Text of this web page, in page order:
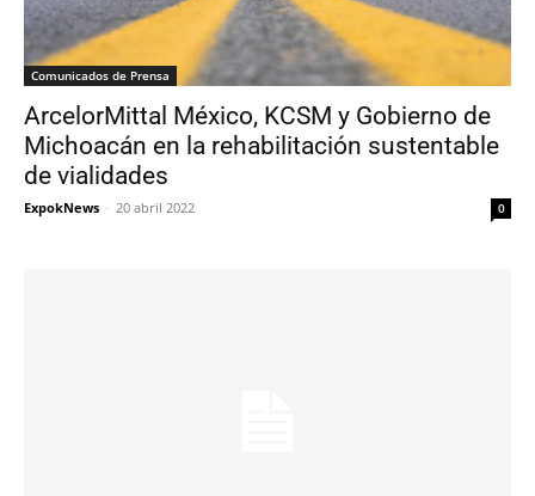
Comunicados de Prensa
ArcelorMittal México, KCSM y Gobierno de
Michoacán en la rehabilitación sustentable
de vialidades
ExpokNews - 20 abril 2022 0